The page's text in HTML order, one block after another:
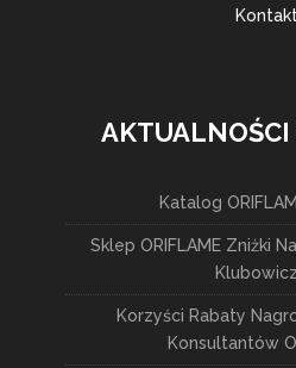
Katalog
Sklep ORIFLAME Zniżki
Korzyści Rabaty
Konsultantów